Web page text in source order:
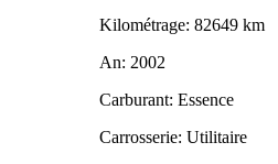
Kilométrage: 82649 km
An: 2002
Carburant: Essence
Carrosserie: Utilitaire